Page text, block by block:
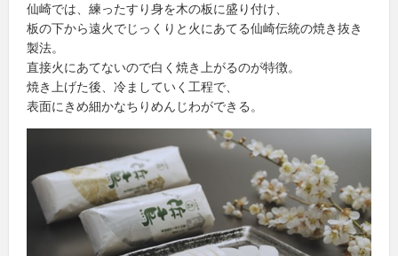
仙崎では、練ったすり身を木の板に盛り付け、
板の下から遠火でじっくりと火にあてる仙崎伝統の焼き抜き
製法。
直接火にあてないので白く焼き上がるのが特徴。
焼き上げた後、冷ましていく工程で、
表面にきめ細かなちりめんじわができる。